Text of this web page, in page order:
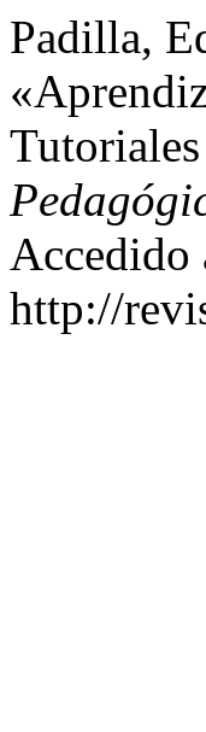
Padilla,
Accedido
http://